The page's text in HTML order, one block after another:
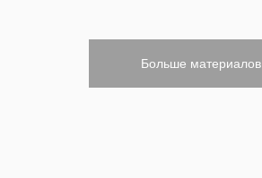
Больше материалов